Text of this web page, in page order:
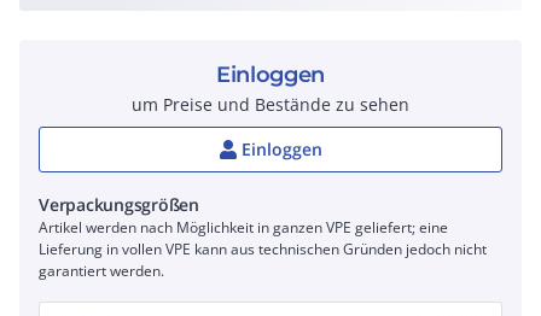
Einloggen
um Preise und Bestände zu sehen
Einloggen
Verpackungsgrößen
Artikel werden nach Möglichkeit in ganzen VPE geliefert; eine
Lieferung in vollen VPE kann aus technischen Gründen jedoch nicht
garantiert werden.